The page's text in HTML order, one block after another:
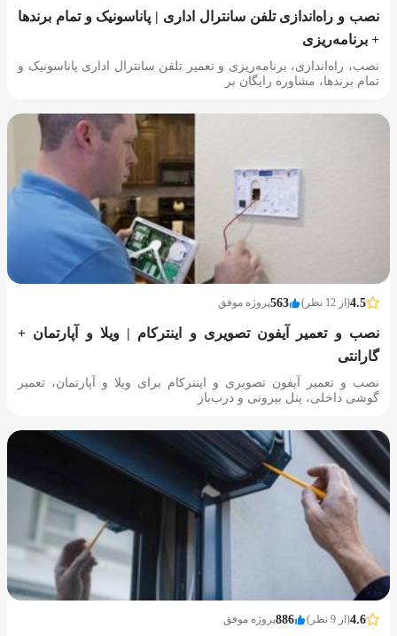
نصب و راه‌اندازی تلفن سانترال اداری | پاناسونیک و تمام برندها
+ برنامه‌ریزی
نصب، راه‌اندازی، برنامه‌ریزی و تعمیر تلفن سانترال اداری پاناسونیک و
تمام برندها، مشاوره رایگان بر
4.5(از 12 نظر) 563پروژه موفق
نصب و تعمیر آیفون تصویری و اینترکام | ویلا و آپارتمان +
گارانتی
نصب و تعمیر آیفون تصویری و اینترکام برای ویلا و آپارتمان، تعمیر
گوشی داخلی، پنل بیرونی و درب‌باز‌
4.6(از 9 نظر) 886پروژه موفق